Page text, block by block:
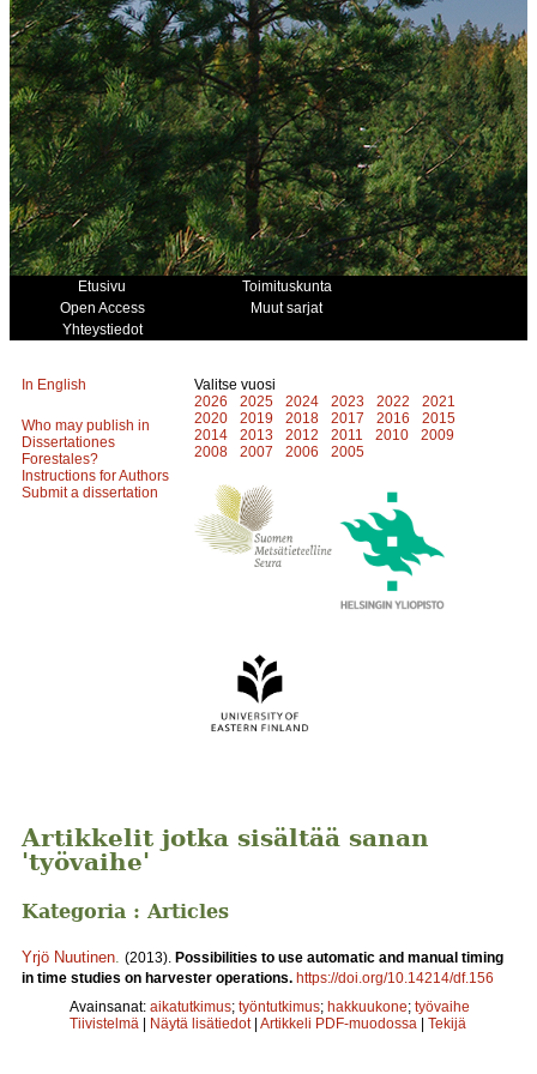
Etusivu
Toimituskunta
Open Access
Muut sarjat
Yhteystiedot
In English
Who may publish in
Dissertationes
Forestales?
Instructions for Authors
Submit a dissertation
Valitse vuosi
2026
2025 2024 2023 2022
2021
2020
2019 2018 2017 2016
2015
2014
2013 2012 2011 2010
2009
2008
2007 2006 2005
Artikkelit jotka sisältää sanan
'työvaihe'
Kategoria : Articles
Yrjö Nuutinen (2013). Possibilities to use automatic and manual timing
in time studies on harvester operations. https://doi.org/10.14214/df.156
Avainsanat: aikatutkimus; työntutkimus; hakkuukone; työvaihe
Tiivistelmä | Näytä lisätiedot | Artikkeli PDF-muodossa | Tekijä